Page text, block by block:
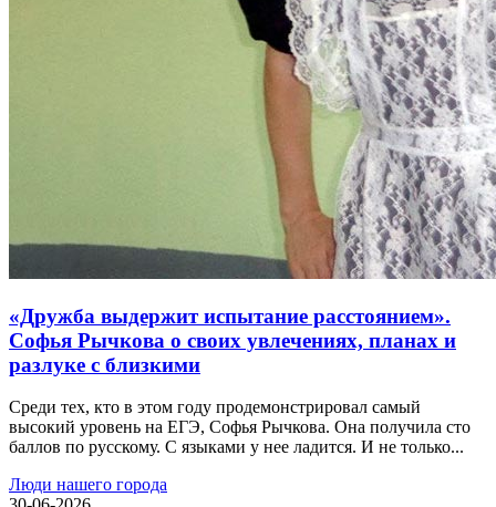
«Дружба выдержит испытание расстоянием».
Софья Рычкова о своих увлечениях, планах и
разлуке с близкими
Среди тех, кто в этом году продемонстрировал самый
высокий уровень на ЕГЭ, Софья Рычкова. Она получила сто
баллов по русскому. С языками у нее ладится. И не только...
Люди нашего города